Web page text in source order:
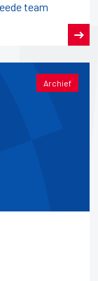
team
Archief